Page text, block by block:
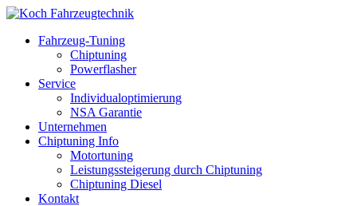
Fahrzeug-Tuning
Chiptuning
Powerflasher
Service
Individualoptimierung
NSA Garantie
Unternehmen
Chiptuning Info
Motortuning
Leistungssteigerung durch Chiptuning
Chiptuning Diesel
Kontakt